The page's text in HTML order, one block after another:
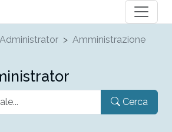
Amministrazione
Cerca